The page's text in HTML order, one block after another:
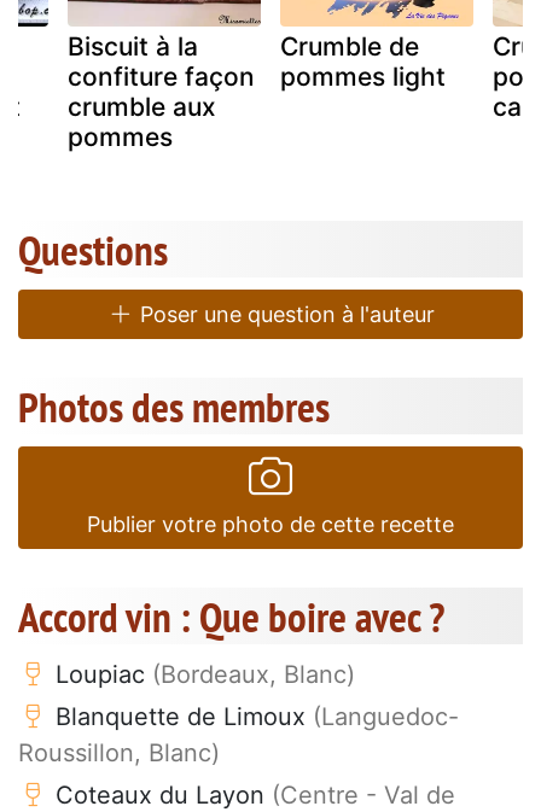
Biscuit à la
confiture façon
crumble aux
pommes
Crumble de
pommes light
Questions
Poser une question à l'auteur
Photos des membres
Publier votre photo de cette recette
Accord vin : Que boire avec ?
Loupiac (Bordeaux, Blanc)
Blanquette de Limoux (Languedoc-
Roussillon, Blanc)
Coteaux du Layon (Centre - Val de